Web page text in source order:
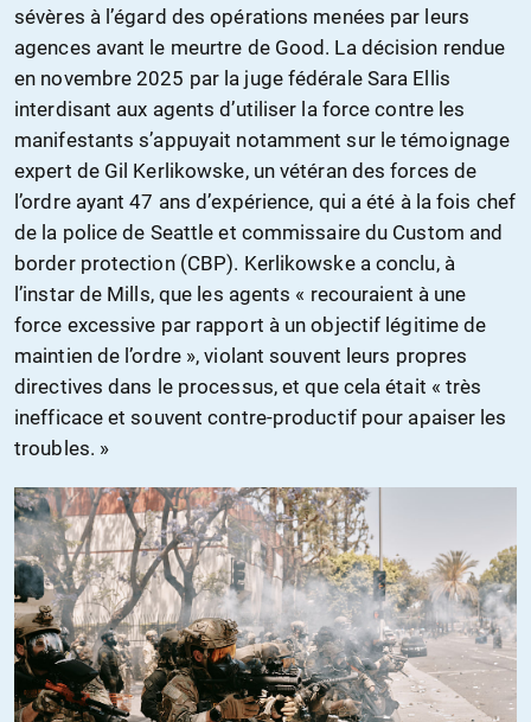
sévères à l’égard des opérations menées par leurs
agences avant le meurtre de Good. La décision rendue
en novembre 2025 par la juge fédérale Sara Ellis
interdisant aux agents d’utiliser la force contre les
manifestants s’appuyait notamment sur le témoignage
expert de Gil Kerlikowske, un vétéran des forces de
l’ordre ayant 47 ans d’expérience, qui a été à la fois chef
de la police de Seattle et commissaire du Custom and
border protection (CBP). Kerlikowske a conclu, à
l’instar de Mills, que les agents « recouraient à une
force excessive par rapport à un objectif légitime de
maintien de l’ordre », violant souvent leurs propres
directives dans le processus, et que cela était « très
inefficace et souvent contre-productif pour apaiser les
troubles. »